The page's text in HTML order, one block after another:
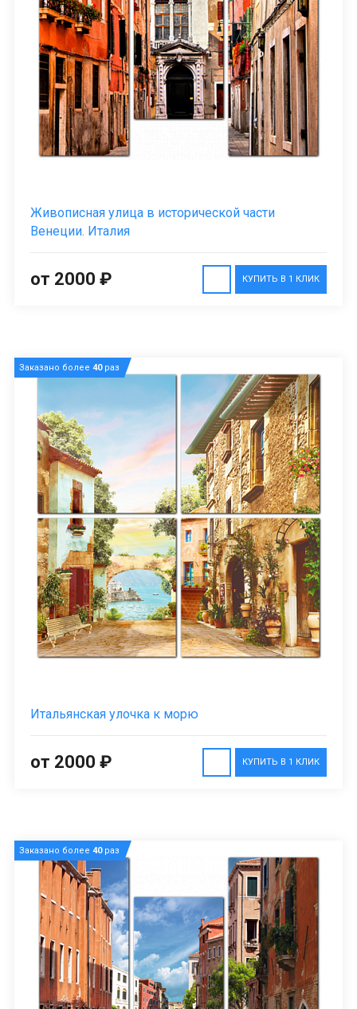
Живописная улица в исторической части
Венеции. Италия
КУПИТЬ В 1 КЛИК
от 2000 ₽
Заказано более 40раз
Итальянская улочка к морю
КУПИТЬ В 1 КЛИК
от 2000 ₽
Заказано более 40раз